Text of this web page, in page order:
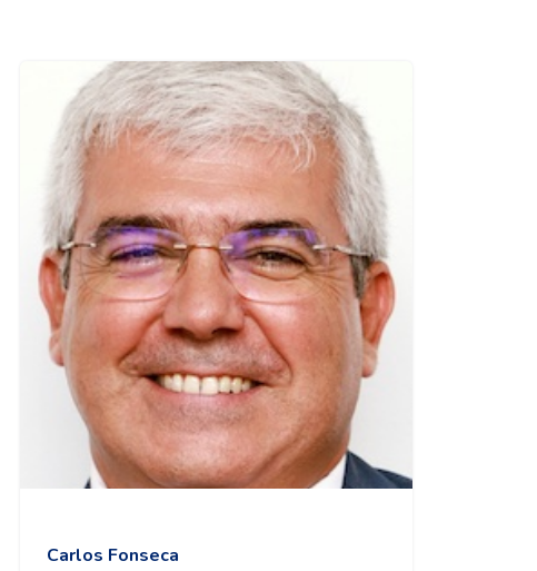
Carlos Fonseca